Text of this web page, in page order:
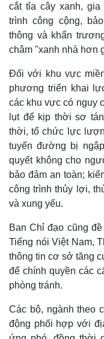
Thế giới
Quan sát
Hồ sơ
cắt tỉa cây xanh,
trình công cộng,
thông và khẩn
châm "xanh nhà hơn
Đối với khu vực
phương triển khai
các khu vực có nguy
lụt để kịp thời sơ
thời, tổ chức lực
tuyến đường bị
quyết không cho
bảo đảm an toàn;
công trình thủy lợi,
và xung yếu.
Ban Chỉ đạo cũng
Tiếng nói Việt Nam,
thông tin cơ sở tăng
để chính quyền các
phòng tránh.
Các bộ, ngành theo
động phối hợp với